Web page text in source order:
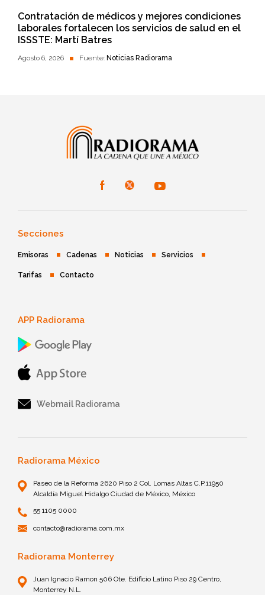
Contratación de médicos y mejores condiciones
laborales fortalecen los servicios de salud en el
ISSSTE: Martí Batres
Agosto 6, 2026 Fuente: Noticias Radiorama
Secciones
Emisoras Cadenas Noticias Servicios
Tarifas Contacto
APP Radiorama
Webmail Radiorama
Radiorama México
Paseo de la Reforma 2620 Piso 2 Col. Lomas Altas C.P.11950
Alcaldía Miguel Hidalgo Ciudad de México, México
55 1105 0000
contacto@radiorama.com.mx
Radiorama Monterrey
Juan Ignacio Ramon 506 Ote. Edificio Latino Piso 29 Centro,
Monterrey N.L.